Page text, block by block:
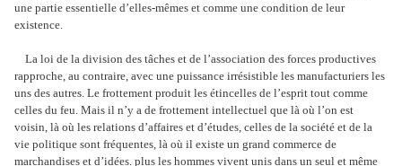
une partie essentielle d’elles-mêmes et comme une condition de leur
existence.
La loi de la division des tâches et de l’association des forces productives
rapproche, au contraire, avec une puissance irrésistible les manufacturiers les
uns des autres. Le frottement produit les étincelles de l’esprit tout comme
celles du feu. Mais il n’y a de frottement intellectuel que là où l’on est
voisin, là où les relations d’affaires et d’études, celles de la société et de la
vie politique sont fréquentes, là où il existe un grand commerce de
marchandises et d’idées. plus les hommes vivent unis dans un seul et même